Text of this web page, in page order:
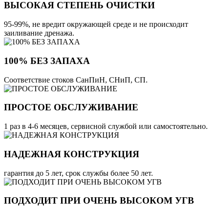
ВЫСОКАЯ СТЕПЕНЬ ОЧИСТКИ
95-99%, не вредит окружающей среде и не происходит
заиливание дренажа.
100% БЕЗ ЗАПАХА
Соответствие стоков СанПиН, СНиП, СП.
ПРОСТОЕ ОБСЛУЖИВАНИЕ
1 раз в 4-6 месяцев, сервисной службой или самостоятельно.
НАДЕЖНАЯ КОНСТРУКЦИЯ
гарантия до 5 лет, срок службы более 50 лет.
ПОДХОДИТ ПРИ ОЧЕНЬ ВЫСОКОМ УГВ